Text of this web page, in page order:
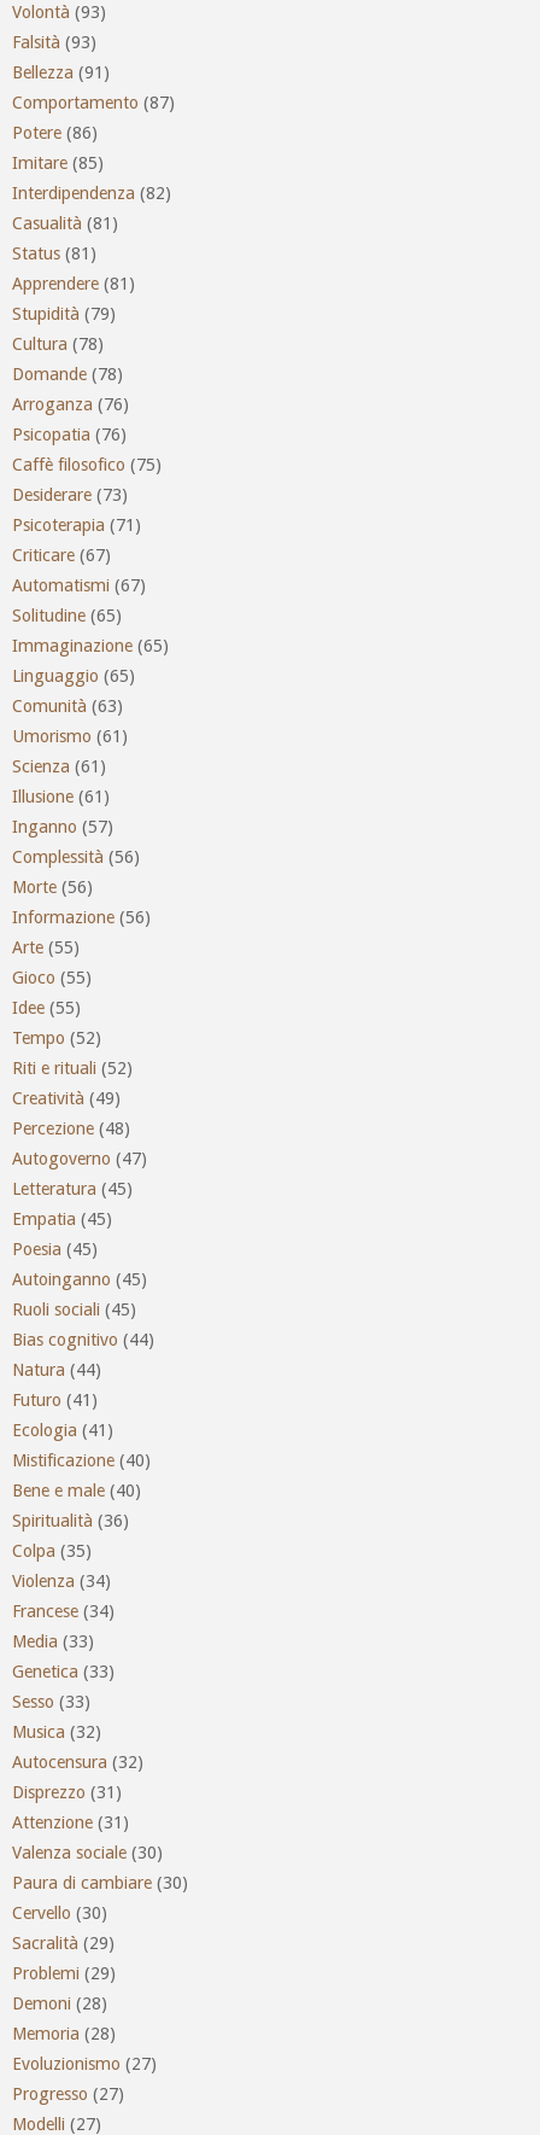
Volontà (93)
Falsità (93)
Bellezza (91)
Comportamento (87)
Potere (86)
Imitare (85)
Interdipendenza (82)
Casualità (81)
Status (81)
Apprendere (81)
Stupidità (79)
Cultura (78)
Domande (78)
Arroganza (76)
Psicopatia (76)
Caffè filosofico (75)
Desiderare (73)
Psicoterapia (71)
Criticare (67)
Automatismi (67)
Solitudine (65)
Immaginazione (65)
Linguaggio (65)
Comunità (63)
Umorismo (61)
Scienza (61)
Illusione (61)
Inganno (57)
Complessità (56)
Morte (56)
Informazione (56)
Arte (55)
Gioco (55)
Idee (55)
Tempo (52)
Riti e rituali (52)
Creatività (49)
Percezione (48)
Autogoverno (47)
Letteratura (45)
Empatia (45)
Poesia (45)
Autoinganno (45)
Ruoli sociali (45)
Bias cognitivo (44)
Natura (44)
Futuro (41)
Ecologia (41)
Mistificazione (40)
Bene e male (40)
Spiritualità (36)
Colpa (35)
Violenza (34)
Francese (34)
Media (33)
Genetica (33)
Sesso (33)
Musica (32)
Autocensura (32)
Disprezzo (31)
Attenzione (31)
Valenza sociale (30)
Paura di cambiare (30)
Cervello (30)
Sacralità (29)
Problemi (29)
Demoni (28)
Memoria (28)
Evoluzionismo (27)
Progresso (27)
Modelli (27)